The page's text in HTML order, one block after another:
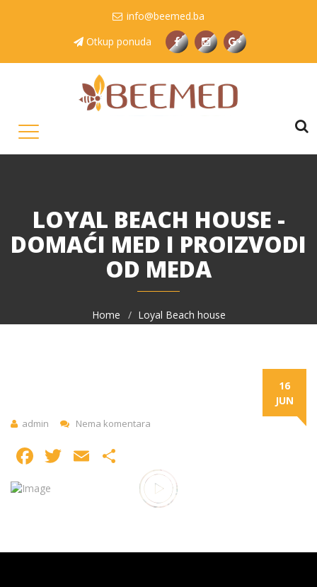
info@beemed.ba
Otkup ponuda
LOYAL BEACH HOUSE -
DOMAĆI MED I PROIZVODI
OD MEDA
Home Loyal Beach house
16
JUN
admin Nema komentara
Facebook
Twitter
Email